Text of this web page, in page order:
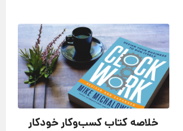
خلاصه کتاب کسب‌وکار خودکار